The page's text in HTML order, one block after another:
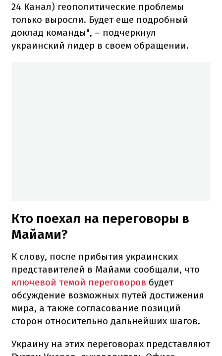
24 Канал) геополитические проблемы
только выросли. Будет еще подробный
доклад команды", – подчеркнул
украинский лидер в своем обращении.
Кто поехал на переговоры в
Майами?
К слову, после прибытия украинских
представителей в Майами сообщали, что
ключевой темой переговоров будет
обсуждение возможных путей достижения
мира, а также согласование позиций
сторон относительно дальнейших шагов.
Украину на этих переговорах представляют